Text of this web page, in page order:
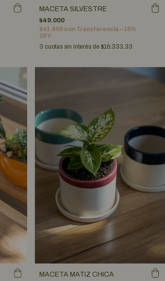
MACETA SILVESTRE
$49.000
$41.650 con Transferencia – 15%
OFF
3 cuotas sin interés de$16.333,33
MACETA MATIZ CHICA